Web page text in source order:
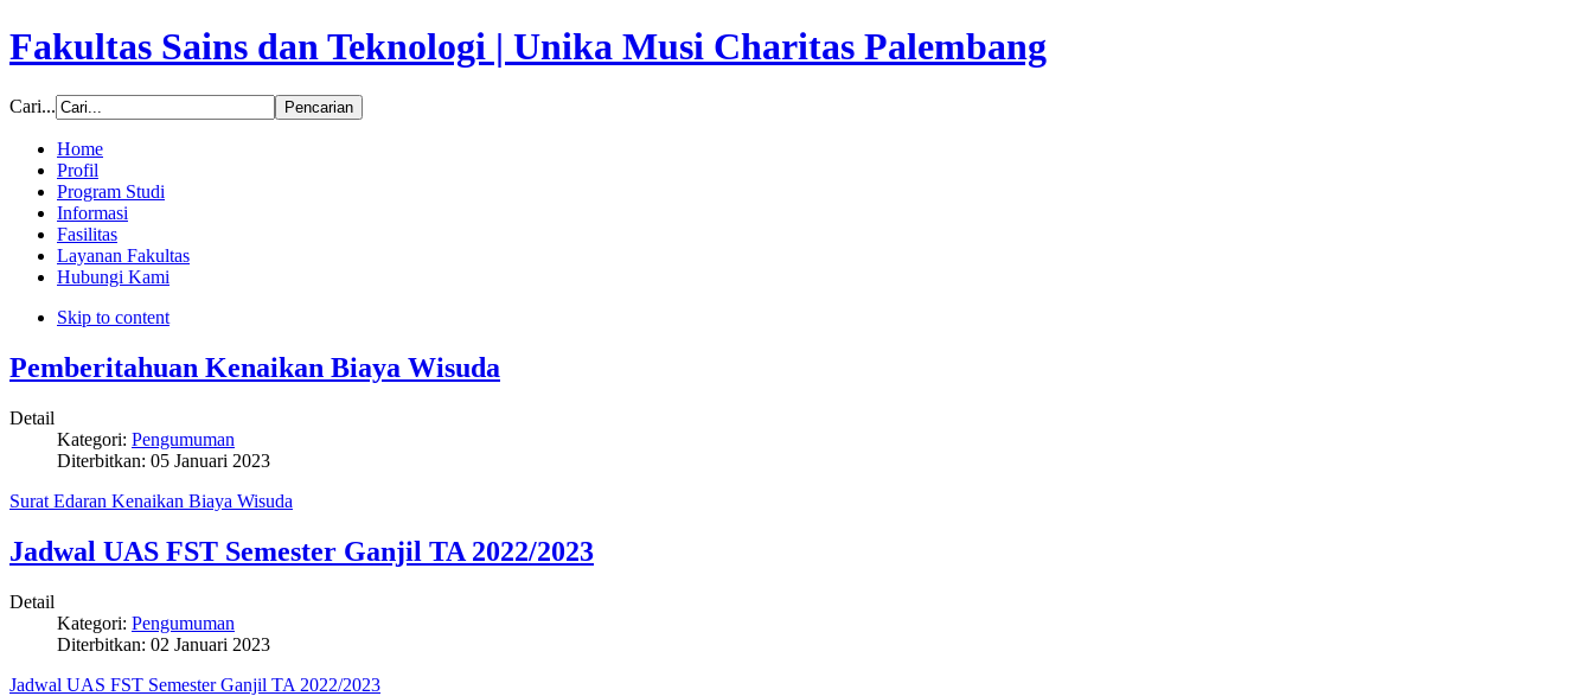
Fakultas Sains dan Teknologi | Unika Musi Charitas Palembang
Cari...
Home
Profil
Program Studi
Informasi
Fasilitas
Layanan Fakultas
Hubungi Kami
Skip to content
Pemberitahuan Kenaikan Biaya Wisuda
Detail
Kategori: Pengumuman
Diterbitkan: 05 Januari 2023
Surat Edaran Kenaikan Biaya Wisuda
Jadwal UAS FST Semester Ganjil TA 2022/2023
Detail
Kategori: Pengumuman
Diterbitkan: 02 Januari 2023
Jadwal UAS FST Semester Ganjil TA 2022/2023